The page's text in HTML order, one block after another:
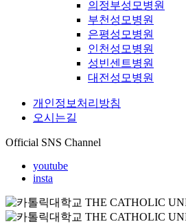
의정부성모병원
부천성모병원
은평성모병원
인천성모병원
성빈센트병원
대전성모병원
개인정보처리방침
오시는길
Official SNS Channel
youtube
insta